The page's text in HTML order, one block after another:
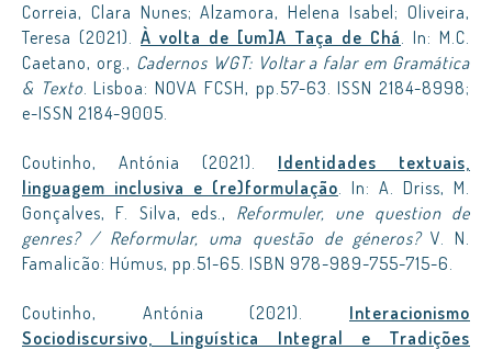
Correia, Clara Nunes; Alzamora, Helena Isabel; Oliveira,
Teresa (2021). À volta de [um]A Taça de Chá. In: M.C.
Caetano, org., Cadernos WGT: Voltar a falar em Gramática
& Texto. Lisboa: NOVA FCSH, pp.57-63. ISSN 2184-8998;
e-ISSN 2184-9005.
Coutinho, Antónia (2021). Identidades textuais,
linguagem inclusiva e (re)formulação. In: A. Driss, M.
Gonçalves, F. Silva, eds., Reformuler, une question de
genres? / Reformular, uma questão de géneros?V. N.
Famalicão: Húmus, pp.51-65. ISBN 978-989-755-715-6.
Coutinho, Antónia (2021). Interacionismo
Sociodiscursivo, Linguística Integral e Tradições